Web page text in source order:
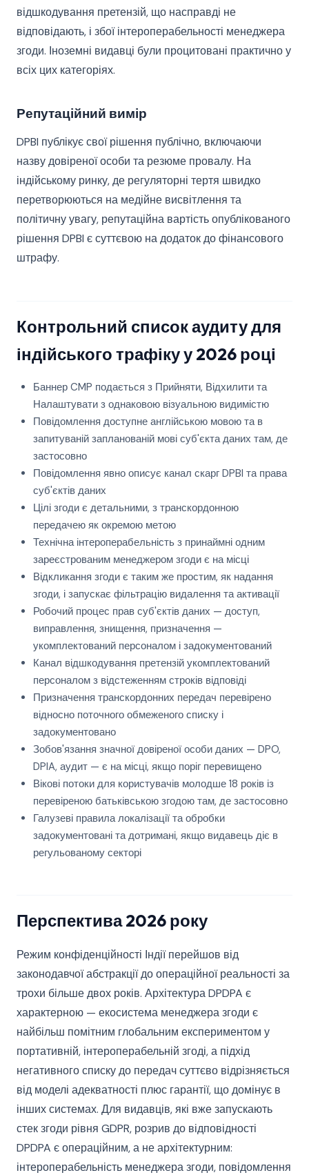
відшкодування претензій, що насправді не
відповідають, і збої інтероперабельності менеджера
згоди. Іноземні видавці були процитовані практично у
всіх цих категоріях.
Репутаційний вимір
DPBI публікує свої рішення публічно, включаючи
назву довіреної особи та резюме провалу. На
індійському ринку, де регуляторні тертя швидко
перетворюються на медійне висвітлення та
політичну увагу, репутаційна вартість опублікованого
рішення DPBI є суттєвою на додаток до фінансового
штрафу.
Контрольний список аудиту для
індійського трафіку у 2026 році
Баннер CMP подається з Прийняти, Відхилити та
Налаштувати з однаковою візуальною видимістю
Повідомлення доступне англійською мовою та в
запитуваній запланованій мові суб'єкта даних там, де
застосовно
Повідомлення явно описує канал скарг DPBI та права
суб'єктів даних
Цілі згоди є детальними, з транскордонною
передачею як окремою метою
Технічна інтероперабельність з принаймні одним
зареєстрованим менеджером згоди є на місці
Відкликання згоди є таким же простим, як надання
згоди, і запускає фільтрацію видалення та активації
Робочий процес прав суб'єктів даних — доступ,
виправлення, знищення, призначення —
укомплектований персоналом і задокументований
Канал відшкодування претензій укомплектований
персоналом з відстеженням строків відповіді
Призначення транскордонних передач перевірено
відносно поточного обмеженого списку і
задокументовано
Зобов'язання значної довіреної особи даних — DPO,
DPIA, аудит — є на місці, якщо поріг перевищено
Вікові потоки для користувачів молодше 18 років із
перевіреною батьківською згодою там, де застосовно
Галузеві правила локалізації та обробки
задокументовані та дотримані, якщо видавець діє в
регульованому секторі
Перспектива 2026 року
Режим конфіденційності Індії перейшов від
законодавчої абстракції до операційної реальності за
трохи більше двох років. Архітектура DPDPA є
характерною — екосистема менеджера згоди є
найбільш помітним глобальним експериментом у
портативній, інтероперабельній згоді, а підхід
негативного списку до передач суттєво відрізняється
від моделі адекватності плюс гарантії, що домінує в
інших системах. Для видавців, які вже запускають
стек згоди рівня GDPR, розрив до відповідності
DPDPA є операційним, а не архітектурним:
інтероперабельність менеджера згоди, повідомлення